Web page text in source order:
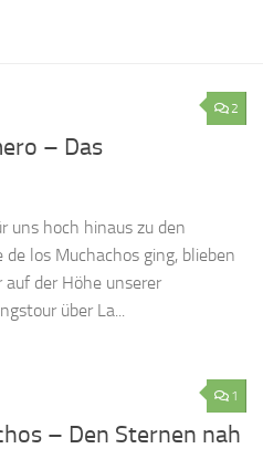
2
– Das
uns hoch hinaus zu den
los Muchachos ging, blieben
der Höhe unserer
über La...
1
– Den Sternen nah